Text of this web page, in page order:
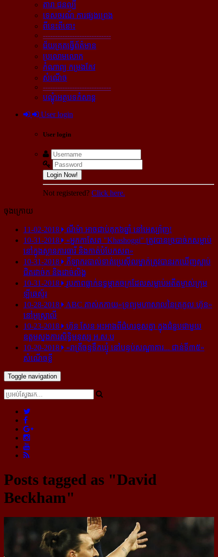
តារា ជនល្បី
ទេសចរណ៍ ការផ្សងព្រេង
ពីនេះពីនោះ
----------------------------
ជ័យគ្រតធ្វើព័ត៌មាន
ប្រលោមលោក
កំណាព្យ កម្រងកែវ
សំណើច
----------------------------
បណ្ដុំអត្ថបទកំសាន្ដ
User login
User login
Login Now!
Not registered? Click here.
ចុងក្រោយ
11-02-2018
ណីម៉ា អាច​ជាប់​គុក​៦ឆ្នាំ នៅ​អេស្ប៉ាញ!
10-31-2018
«អ្នក​កាសែត "Khashoggi" ត្រូវ​បាន​ច្របាច់ក​សម្លាប់​
នៅ​ក្នុង​ស្ថាន​ភារធារី និង​កាត់​បំបែក​សព»
10-31-2018
កីឡាករ​បាល់ទាត់​ប្រេស៊ីល​ម្នាក់​ត្រូវ​បាន​រក​ឃើញ​ស្លាប់​
ជិត​ដាច់ក និង​ដាច់​លិង្គ
10-31-2018
រូបភាព​ធ្លាក់​ឧទ្ធម្ភាគចក្រ​ដែល​សម្លាប់​អតីត​ម្ចាស់​ក្រុម​
ឡីឆេស្ទ័រ
10-28-2018
ABC គាស់​កកាយ​«ទ្រព្យមហាសាល​នៃ​ត្រកូល ហ៊ុន»​
នៅ​អូស្ត្រាលី
10-23-2018
ហ៊ុន សែន អះអាង​ពី​ជំហរ​ខុស​គ្នា ក្នុង​ជំនួប​ជាមួយ​
ឧត្តម​ស្នងការ​សិទ្ធិ​មនុស្ស អ.ស.ប
10-20-2018
«រាត្រីចន្ទទឹកឃ្មុំ នៅបន្ទប់សណ្ឋាគារ... ជាន់ទី៣៥»
សំណើចខ្លី
Toggle navigation
Posts tagged as "David
Beckham"